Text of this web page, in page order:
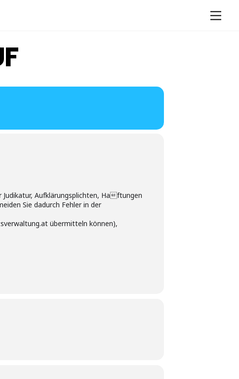
Aufklärungsplichten, Haftungen
Sie dadurch Fehler in der
übermitteln können),